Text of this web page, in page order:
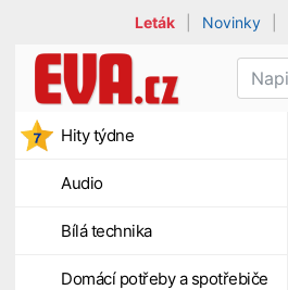
Leták Novinky
Hity týdne
Audio
Bílá technika
Domácí potřeby a spotřebiče